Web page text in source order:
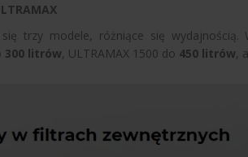
trzy modele, różniące się
300 litrów, ULTRAMAX 1500 do 450 litrów,